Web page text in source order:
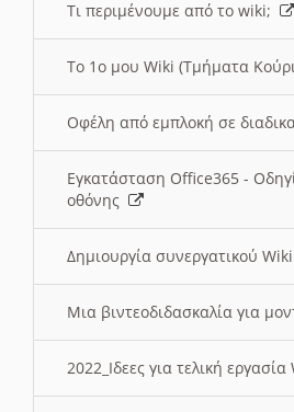
Τι περιμένουμε από το wiki;
Το 1ο μου Wiki (Τμήματα
Οφέλη από εμπλοκή σε
Εγκατάσταση Office365 -
οθόνης
Δημιουργία συνεργατικού
Μια βιντεοδιδασκαλία για
2022_Ιδεες για τελική εργασία